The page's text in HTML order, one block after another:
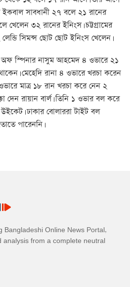
ইকবাল সাবধানী ২৭ বলে ২১ রানের
৩২ রানের ইনিংস। চট্টগ্রামের
সিমন্স ছোট ছোট ইনিংস খেলেন।
অফ স্পিনার নাসুম আহমেদ ৪ ওভারে ২১
মেহেদি রানা ৪ ওভারে খরচা করেন
মাত্র ‌১৮ রান খরচা করে নেন ২
দেন রায়ান বার্ল। তিনি ১ ওভার বল করে
ঢাকার বোলাররা টাইট বল
পারেননি।
Bangladeshi Online News Portal,
from a complete neutral